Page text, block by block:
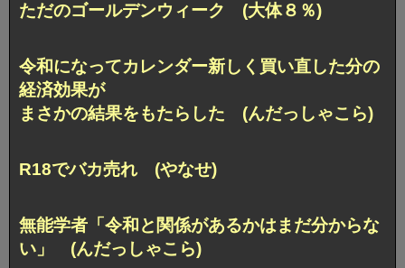
ただのゴールデンウィーク (大体８％)
令和になってカレンダー新しく買い直した分の
経済効果が
まさかの結果をもたらした (んだっしゃこら)
R18でバカ売れ (やなせ)
無能学者「令和と関係があるかはまだ分からな
い」 (んだっしゃこら)